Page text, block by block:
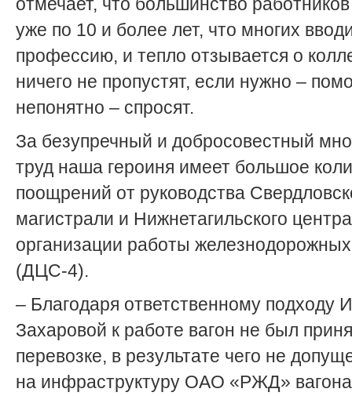
отмечает, что большинство работников
уже по 10 и более лет, что многих
профессию, и тепло отзывается о
ничего не пропустят, если нужно –
непонятно – спросят.
За безупречный и добросовестный
труд наша героиня имеет большое
поощрений от руководства
магистрали и Нижнетагильского центра
организации работы
(ДЦС-4).
– Благодаря ответственному подходу
Захаровой к работе вагон не был
перевозке, в результате чего не
на инфраструктуру ОАО «РЖД»